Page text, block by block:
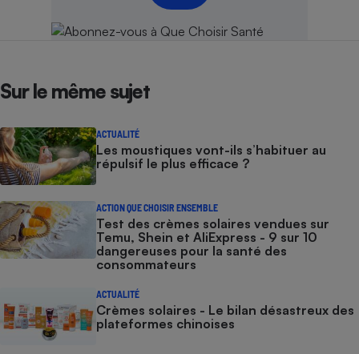
Sur le même sujet
ACTUALITÉ
Les moustiques vont-ils s’habituer au
répulsif le plus efficace ?
ACTION QUE CHOISIR ENSEMBLE
Test des crèmes solaires vendues sur
Temu, Shein et AliExpress - 9 sur 10
dangereuses pour la santé des
consommateurs
ACTUALITÉ
Crèmes solaires - Le bilan désastreux des
plateformes chinoises